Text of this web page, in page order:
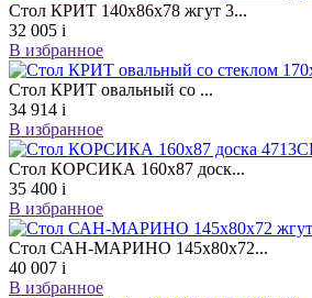
Стол КРИТ 140х86х78 жгут 3...
32 005 i
В избранное
Стол КРИТ овальный со ...
34 914 i
В избранное
Стол КОРСИКА 160х87 доск...
35 400 i
В избранное
Стол САН-МАРИНО 145х80х72...
40 007 i
В избранное